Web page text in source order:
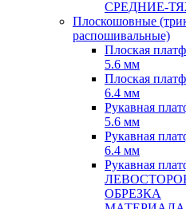
СРЕДНИЕ-
Плоскошовные
распошивальные)
Плоская
5.6 мм
Плоская
6.4 мм
Рукавная
5.6 мм
Рукавная
6.4 мм
Рукавная
ОБРЕЗКА